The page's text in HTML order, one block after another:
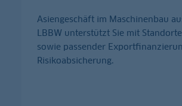
Asiengeschäft im Maschinenbau
LBBW unterstützt Sie mit
sowie passender
Risikoabsicherung.